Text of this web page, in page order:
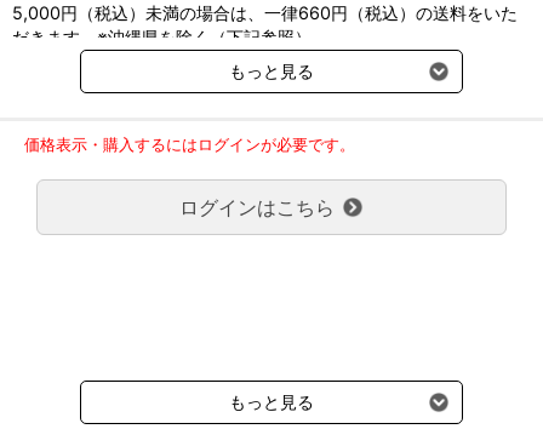
監修：望月 学
B5判 224頁 オールカラー
第1章 治療優先度の決定
重度の消化器徴候
腹囲膨満
5,000円（税込）未満の場合は、一律660円（税込）の送料をいた
だきます。※沖縄県を除く（下記参照）
※2017年11月14日（火）より沖縄県へのお届けにつきましては、1
回のご注文金額（税込）が、30,000円以上で配送無料となります。
ご了承のほどよろしくお願い致します。
弊社都合でお届けが２回以上に分かれる場合の送料負担は、１回分
のみで新たな送料は発生しません。
大型商品送料が必要な商品をご注文の場合は、大型商品送料のみご
負担頂きます。
受けます。
もっと見る
価格表示・購入するにはログインが必要です。
ログインはこちら
もっと見る